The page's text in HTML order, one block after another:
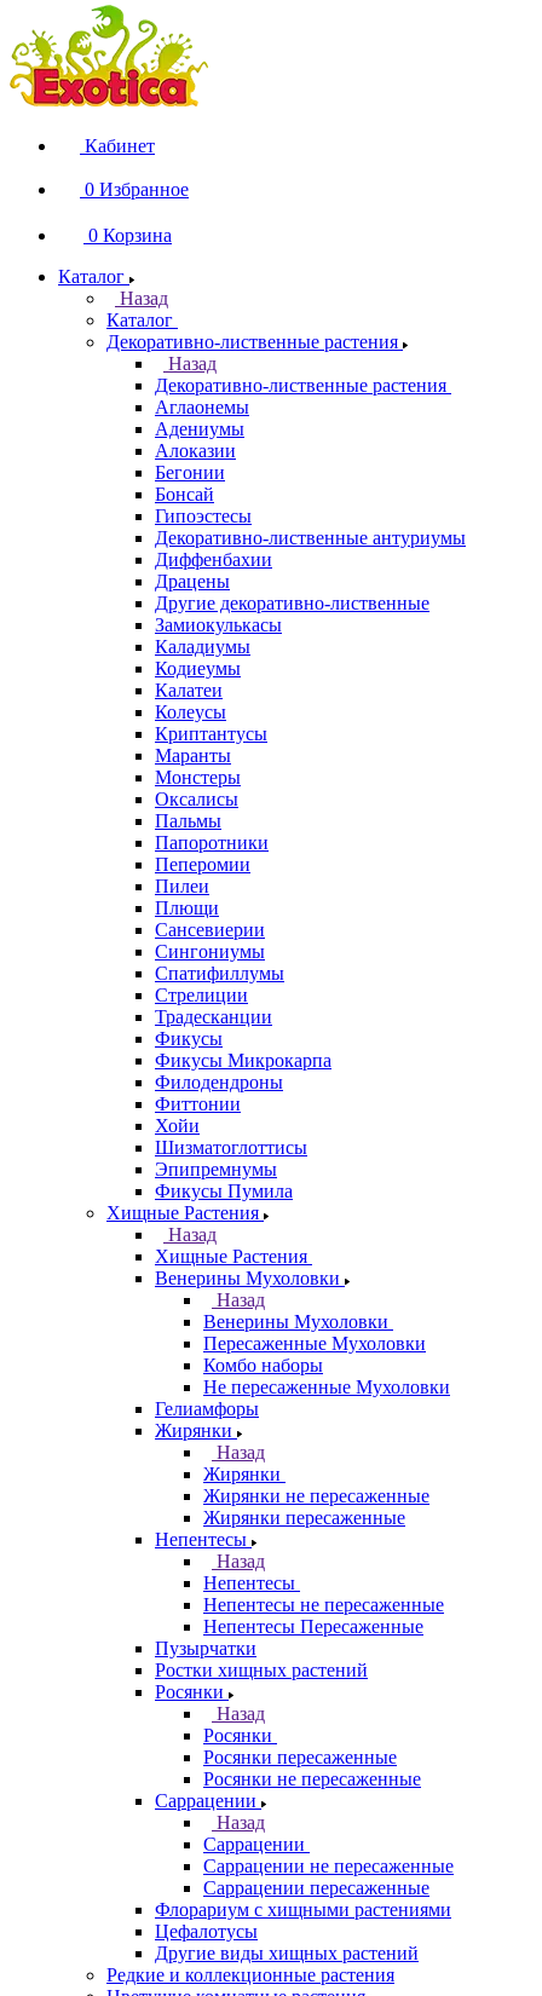
Кабинет
0 Избранное
0 Корзина
Каталог
Назад
Каталог
Декоративно-лиственные растения
Назад
Декоративно-лиственные растения
Аглаонемы
Адениумы
Алоказии
Бегонии
Бонсай
Гипоэстесы
Декоративно-лиственные антуриумы
Диффенбахии
Драцены
Другие декоративно-лиственные
Замиокулькасы
Каладиумы
Кодиеумы
Калатеи
Колеусы
Криптантусы
Маранты
Монстеры
Оксалисы
Пальмы
Папоротники
Пеперомии
Пилеи
Плющи
Сансевиерии
Сингониумы
Спатифиллумы
Стрелиции
Традесканции
Фикусы
Фикусы Микрокарпа
Филодендроны
Фиттонии
Хойи
Шизматоглоттисы
Эпипремнумы
Фикусы Пумила
Хищные Растения
Назад
Хищные Растения
Венерины Мухоловки
Назад
Венерины Мухоловки
Пересаженные Мухоловки
Комбо наборы
Не пересаженные Мухоловки
Гелиамфоры
Жирянки
Назад
Жирянки
Жирянки не пересаженные
Жирянки пересаженные
Непентесы
Назад
Непентесы
Непентесы не пересаженные
Непентесы Пересаженные
Пузырчатки
Ростки хищных растений
Росянки
Назад
Росянки
Росянки пересаженные
Росянки не пересаженные
Саррацении
Назад
Саррацении
Саррацении не пересаженные
Саррацении пересаженные
Флорариум с хищными растениями
Цефалотусы
Другие виды хищных растений
Редкие и коллекционные растения